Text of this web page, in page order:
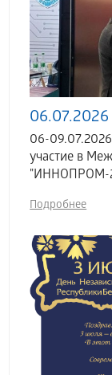
06.07.2026
06-
участие в
"ИННОПРОМ-
Подробнее